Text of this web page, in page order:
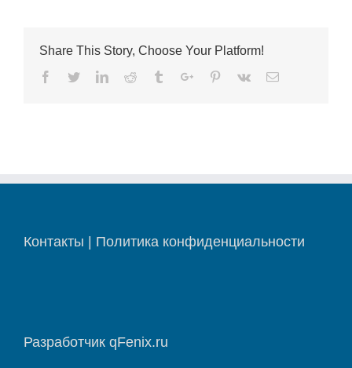
Share This Story, Choose Your Platform!
Facebook
TwitterLinkedinReddit TumblrGoogle+Pinterest
Vk Email
Контакты Политика конфиденциальности
Разработчик qFenix.ru